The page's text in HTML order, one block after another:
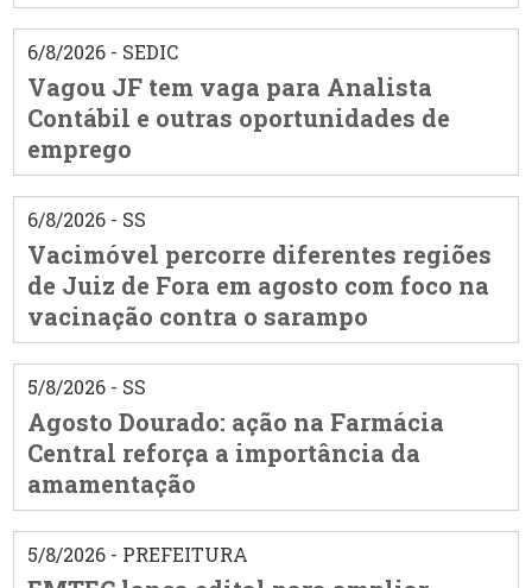
6/8/2026 - SEDIC
Vagou JF tem vaga para Analista
Contábil e outras oportunidades de
emprego
6/8/2026 - SS
Vacimóvel percorre diferentes regiões
de Juiz de Fora em agosto com foco na
vacinação contra o sarampo
5/8/2026 - SS
Agosto Dourado: ação na Farmácia
Central reforça a importância da
amamentação
5/8/2026 - PREFEITURA